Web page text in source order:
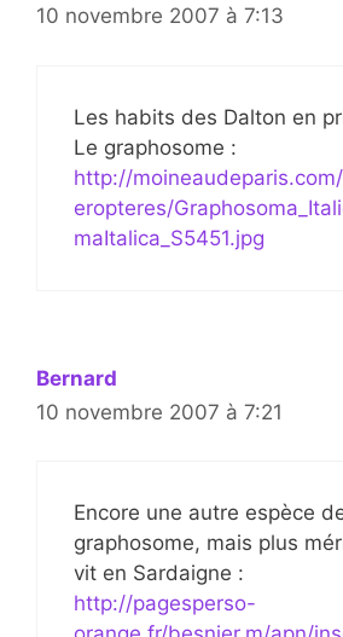
10 novembre 2007 à 7:13
Les habits des Dalton en
Le graphosome :
http://
eropteres/
maItalica_S5451.jpg
Bernard
10 novembre 2007 à 7:21
Encore une autre espèce
graphosome, mais plus
vit en Sardaigne :
http://pagesperso-